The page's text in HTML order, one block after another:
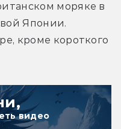
моряке в
Японии.
кроме короткого
видео